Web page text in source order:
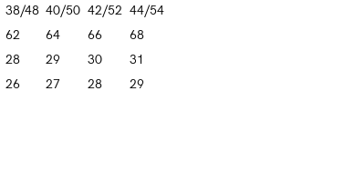
38/48 40/50 42/52 44/54
62 64 66
68
28 29 30
31
26 27 28 29